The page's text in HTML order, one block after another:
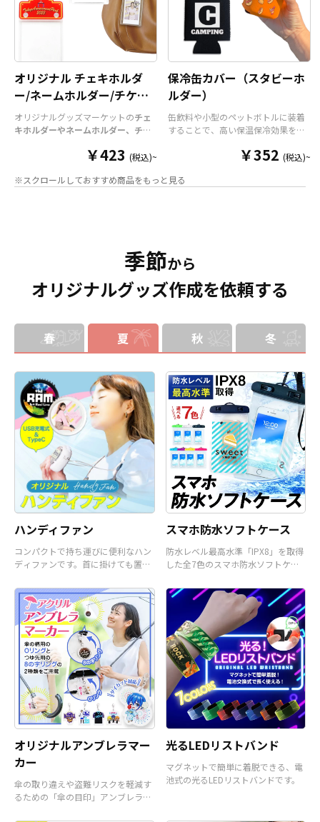
オリジナル チェキホルダ
ー/ネームホルダー/チケッ
トホルダー
オリジナルグッズマーケットのチェ
キホルダーやネームホルダー、チケ
ダーパーツを組み合わせた今まであ
です。透明度が高く美しいアクリル
分はダイカットでデザインにあわせ
た自由な形状で制作することができ
ます。また長さ調整と安全機能が付
いたネックストラップが標準で付属
加したり、ストラップをキーホルダ
ーに変更することも可能です。 アニ
メ、エンタメ、スポーツ、官公庁、
ど様々な業界に人気です。 短納期・
小ロットでの対応も可能ですのでご
不明点がありましたら、個人のお客
様から企業・業者のかた問わずお気
軽にご相談ください。
￥423 (税込)~
保冷缶カバー（スタビーホ
ルダー）
缶飲料や小型のペットボトルに装着
することで、高い保温保冷効果を発
ダー）をOEM製作できます。使わな
携帯性に優れています。オールシー
の自社工場にて印刷いたしますの
で、短納期・小ロットでの対応が可
能です。グッズ制作の専門スタッフ
がしっかりサポートいたしますの
にご相談ください。
￥352 (税込)~
※スクロールしておすすめ商品をもっと見る
季節から
オリジナルグッズ作成を依頼する
春 夏 秋 冬
ハンディファン
コンパクトで持ち運びに便利なハン
ディファンです。首に掛けても置い
スマホ防水ソフトケース
防水レベル最高水準「IPX8」を取得
した全7色のスマホ防水ソフトケー
オリジナルアンブレラマー
カー
傘の取り違えや盗難リスクを軽減す
るための「傘の目印」アンブレラマ
光るLEDリストバンド
マグネットで簡単に着脱できる、電
池式の光るLEDリストバンドです。